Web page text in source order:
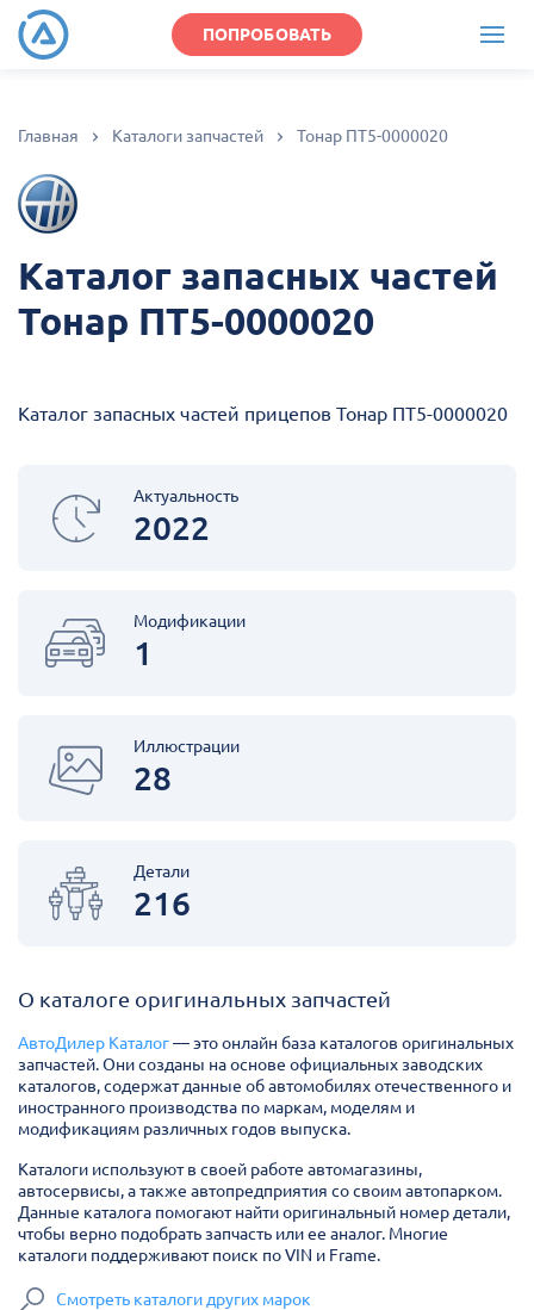
ПОПРОБОВАТЬ
Главная Каталоги запчастей Тонар ПТ5-0000020
Каталог запасных частей
Тонар ПТ5-0000020
Каталог запасных частей прицепов Тонар ПТ5-0000020
Актуальность
2022
Модификации
1
Иллюстрации
28
Детали
216
О каталоге оригинальных запчастей
АвтоДилер Каталог— это онлайн база каталогов оригинальных
запчастей. Они созданы на основе официальных заводских
каталогов, содержат данные об автомобилях отечественного и
иностранного производства по маркам, моделям и
модификациям различных годов выпуска.
Каталоги используют в своей работе автомагазины,
автосервисы, а также автопредприятия со своим автопарком.
Данные каталога помогают найти оригинальный номер детали,
чтобы верно подобрать запчасть или ее аналог. Многие
каталоги поддерживают поиск по VIN и Frame.
Смотреть каталоги других марок